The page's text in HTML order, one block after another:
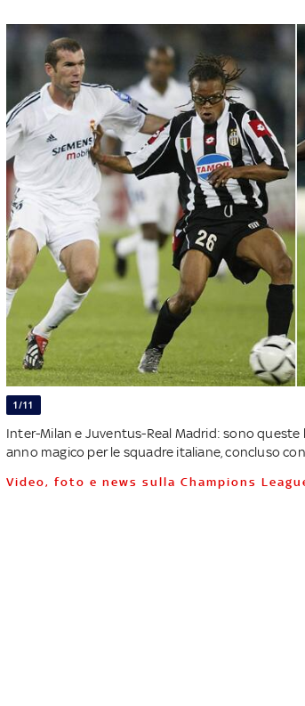
1/11
Inter-Milan e Juventus-Real Madrid: sono
anno magico per le squadre italiane, concluso
Video, foto e news sulla Champions